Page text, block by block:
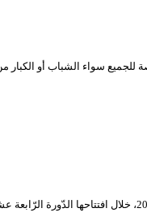
للجميع سواء الشباب أو